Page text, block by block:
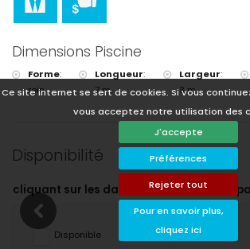
Ce site internet se sert de cookies. Si vous
vous acceptez notre utilisation des
J'accepte
Préférences
Rejeter tout
Pour en savoir plus,
cliquez ici
Dimensions Piscine
Forme:
rein
Longueur:
7 m.
Largeur:
3 m.
Disponibilité
souhaitées !
Disponible